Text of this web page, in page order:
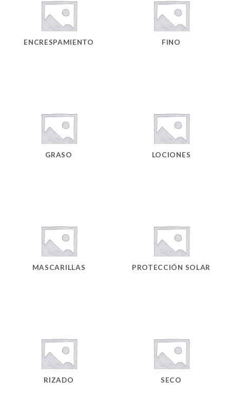
ENCRESPAMIENTO FINO
GRASO LOCIONES
MASCARILLAS PROTECCIÓN SOLAR
RIZADO SECO